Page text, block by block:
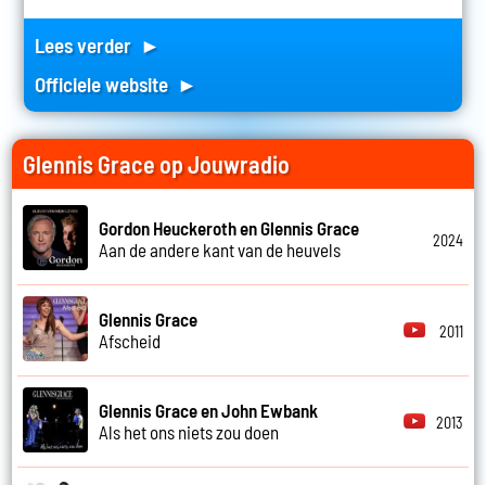
Lees verder ►
Officiele website ►
Glennis Grace op Jouwradio
Gordon Heuckeroth en Glennis Grace
Aan de andere kant van de heuvels
2024
Glennis Grace
Afscheid
2011
Glennis Grace en John Ewbank
Als het ons niets zou doen
2013